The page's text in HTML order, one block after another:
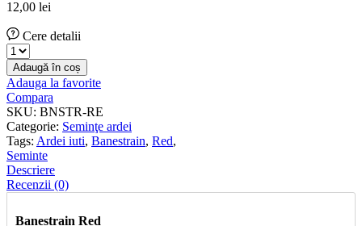
12,00 lei
Cere detalii
Seminţe
de
ardei
iute
Banestrain
Red
cantitate
Adaugă în coș
Adauga la favorite
Compara
SKU: BNSTR-RE
Categorie: Seminţe ardei
Tags: Ardei iuti, Banestrain, Red,
Seminte
Descriere
Recenzii (0)
Banestrain Red